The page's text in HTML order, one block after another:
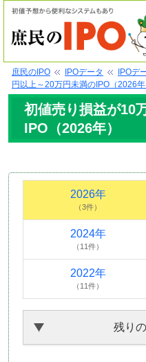
庶民のIPO IPOデータ IPOデ
円以上～20万円未満のIPO（2026年
初値売り損益が10
IPO（2026年）
2026年
（3件）
2024年
（11件）
2022年
（11件）
残り